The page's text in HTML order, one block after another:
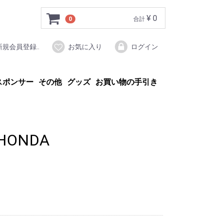
0 合計 ¥ 0
規会員登録.. お気に入り ログイン
ポンサー その他 グッズ お買い物の手引き